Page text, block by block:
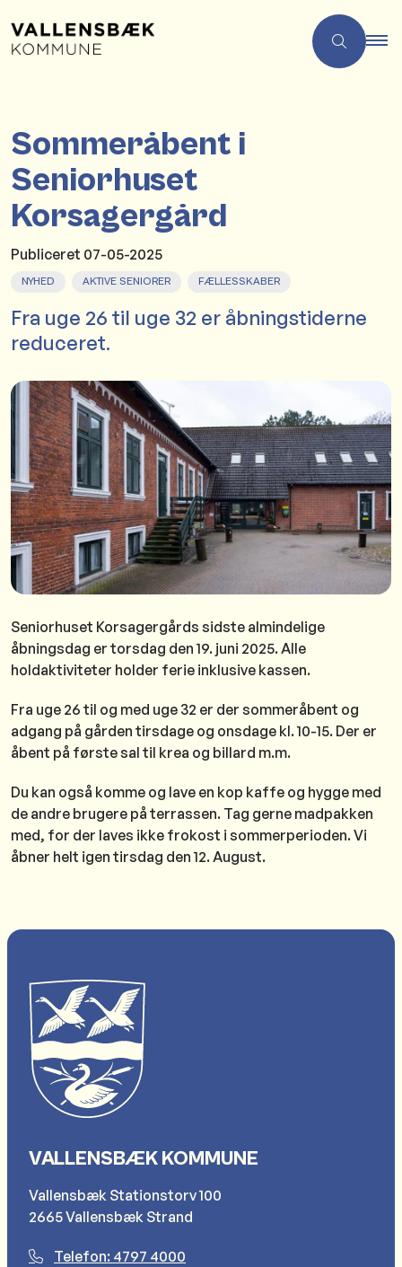
Sommeråbent i
Seniorhuset
Korsagergård
Publiceret 07-05-2025
NYHED AKTIVE SENIORER FÆLLESSKABER
Fra uge 26 til uge 32 er åbningstiderne
reduceret.
Seniorhuset Korsagergårds sidste almindelige
åbningsdag er torsdag den 19. juni 2025. Alle
holdaktiviteter holder ferie inklusive kassen.
Fra uge 26 til og med uge 32 er der sommeråbent og
adgang på gården tirsdage og onsdage kl. 10-15. Der er
åbent på første sal til krea og billard m.m.
Du kan også komme og lave en kop kaffe og hygge med
de andre brugere på terrassen. Tag gerne madpakken
med, for der laves ikke frokost i sommerperioden. Vi
åbner helt igen tirsdag den 12. August.
VALLENSBÆK KOMMUNE
Vallensbæk Stationstorv 100
2665 Vallensbæk Strand
Telefon: 4797 4000